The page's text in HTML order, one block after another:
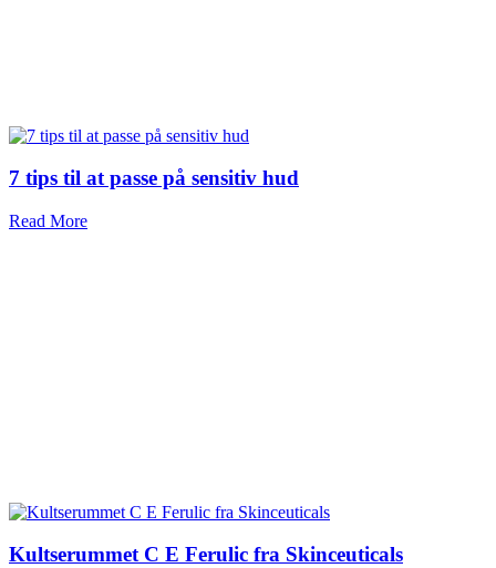
7 tips til at passe på sensitiv hud
Read More
Kultserummet C E Ferulic fra Skinceuticals